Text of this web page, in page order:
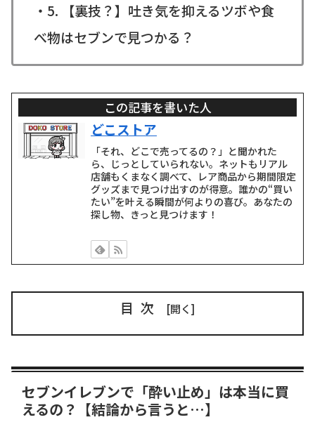
・5. 【裏技？】吐き気を抑えるツボや食
べ物はセブンで見つかる？
この記事を書いた人
どこストア
「それ、どこで売ってるの？」と聞かれた
ら、じっとしていられない。ネットもリアル
店舗もくまなく調べて、レア商品から期間限定
グッズまで見つけ出すのが得意。誰かの“買い
たい”を叶える瞬間が何よりの喜び。あなたの
探し物、きっと見つけます！
目次
セブンイレブンで「酔い止め」は本当に買
えるの？【結論から言うと…】